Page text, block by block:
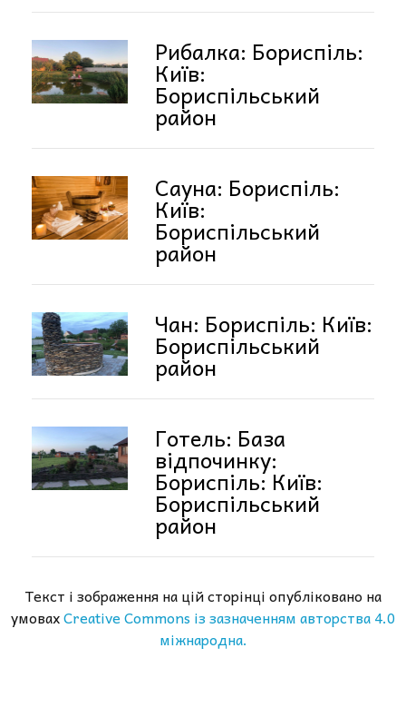
Рибалка: Бориспіль:
Київ:
Бориспільський
район
Сауна: Бориспіль:
Київ:
Бориспільський
район
Чан: Бориспіль: Київ:
Бориспільський
район
Готель: База
відпочинку:
Бориспіль: Київ:
Бориспільський
район
Текст і зображення на цій сторінці опубліковано на
умовахCreative Commons із зазначенням авторства 4.0
міжнародна.